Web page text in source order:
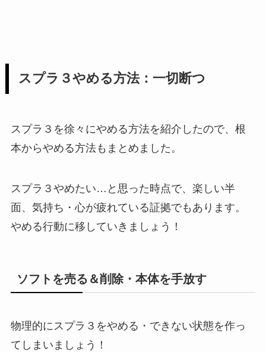
スプラ３やめる方法：一切断つ
スプラ３を徐々にやめる方法を紹介したので、根
本からやめる方法もまとめました。
スプラ３やめたい…と思った時点で、楽しい半
面、気持ち・心が疲れている証拠でもあります。
やめる行動に移していきましょう！
ソフトを売る＆削除・本体を手放す
物理的にスプラ３をやめる・できない状態を作っ
てしまいましょう！